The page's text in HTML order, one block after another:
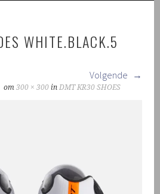
WHITE.BLACK.5
Volgende
om300 × 300 inDMT KR30 SHOES